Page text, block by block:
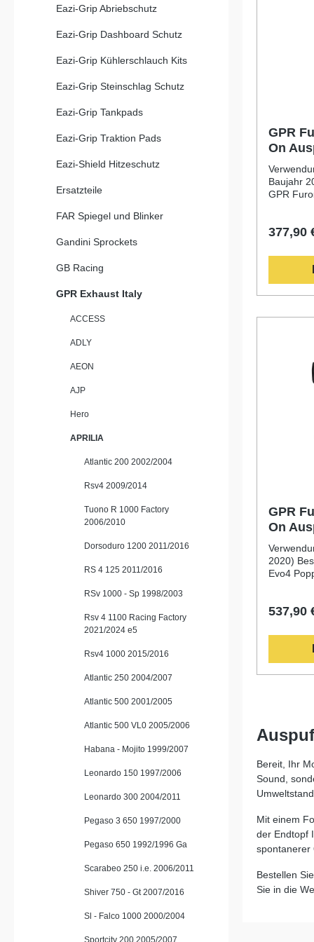
Eazi-Grip Abriebschutz
Eazi-Grip Dashboard Schutz
Eazi-Grip Kühlerschlauch Kits
Eazi-Grip Steinschlag Schutz
Eazi-Grip Tankpads
Eazi-Grip Traktion Pads
Eazi-Shield Hitzeschutz
Ersatzteile
FAR Spiegel und Blinker
Gandini Sprockets
GB Racing
GPR Exhaust Italy
ACCESS
ADLY
AEON
AJP
Hero
APRILIA
Atlantic 200 2002/2004
Rsv4 2009/2014
Tuono R 1000 Factory
2006/2010
Dorsoduro 1200 2011/2016
RS 4 125 2011/2016
RSv 1000 - Sp 1998/2003
Rsv 4 1100 Racing Factory
2021/2024 e5
Rsv4 1000 2015/2016
Atlantic 250 2004/2007
Atlantic 500 2001/2005
Atlantic 500 VL0 2005/2006
Habana - Mojito 1999/2007
Leonardo 150 1997/2006
Leonardo 300 2004/2011
Pegaso 3 650 1997/2000
Pegaso 650 1992/1996 Ga
Scarabeo 250 i.e. 2006/2011
Shiver 750 - Gt 2007/2016
Sl - Falco 1000 2000/2004
Sportcity 200 2005/2007
GPR
On
Aprilia
Baujahr
GPR
und
GPR in
deutliche
und
erfolgt
kann mit
dank
Play
Halterungen Hergestellt in
Qualitätsstandards
377,90
GPR
On
Aprilia
2020)
Evo4
System
hohe
erfüllt
den
Mexiko
GPR
können
Fachwerkstatt. Erhöht
537,90
Bereit, Ihr
Sound,
Mit einem
der Endtopf
spontanerer
Bestellen
Sie in die